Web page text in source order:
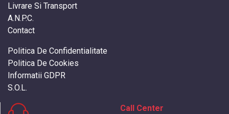
Livrare Si Transport
A.N.P.C.
Contact
Politica De Confidentialitate
Politica De Cookies
Informatii GDPR
S.O.L.
Call Center